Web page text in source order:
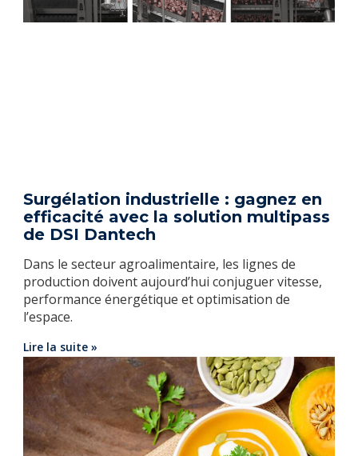
Surgélation industrielle : gagnez en
efficacité avec la solution multipass
de DSI Dantech
Dans le secteur agroalimentaire, les lignes de
production doivent aujourd’hui conjuguer vitesse,
performance énergétique et optimisation de
l’espace.
Lire la suite »